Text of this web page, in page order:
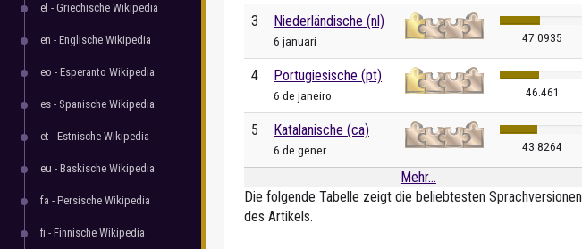
el - Griechische Wikipedia
en - Englische Wikipedia
eo - Esperanto Wikipedia
es - Spanische Wikipedia
et - Estnische Wikipedia
eu - Baskische Wikipedia
fa - Persische Wikipedia
fi - Finnische Wikipedia
3 Niederländische (nl)
6 januari 47.0935
4 Portugiesische (pt)
6 de janeiro 46.461
5 Katalanische (ca)
6 de gener 43.8264
Mehr...
Die folgende Tabelle zeigt die beliebtesten Sprachversionen
des Artikels.